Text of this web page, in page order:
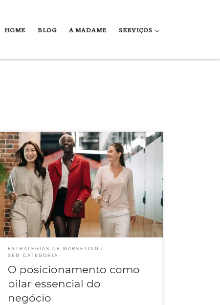
HOME BLOG A MADAME SERVIÇOS
O posicionamento de marca é como a empresa deseja ser
reconhecida, ou seja, local que deseja ocupar no mercado e na
vida dos clientes.
ESTRATÉGIAS DE MARKETING
SEM CATEGORIA
O posicionamento como
pilar essencial do
negócio